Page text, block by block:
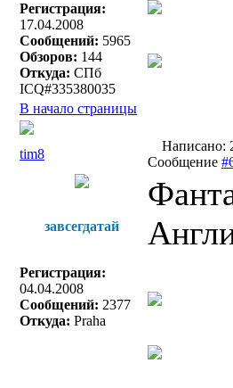
Регистрация:
17.04.2008
Сообщений: 5965
Обзоров: 144
Откуда: СПб
ICQ#335380035
В начало страницы
tim8
Написано:
Сообщение
завсегдатай
Регистрация:
04.04.2008
Сообщений: 2377
Откуда: Praha